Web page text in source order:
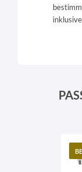
inklusive